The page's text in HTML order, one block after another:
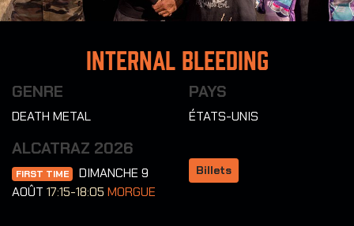
Internal Bleeding
GENRE
DEATH METAL
PAYS
ÉTATS-UNIS
ALCATRAZ 2026
FIRST TIME
DIMANCHE 9
AOÛT 17:15-18:05 MORGUE
Billets